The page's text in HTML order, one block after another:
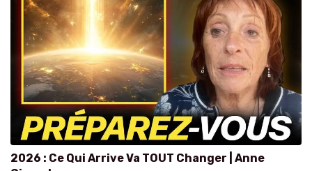
2026 : Ce Qui Arrive Va TOUT Changer | Anne